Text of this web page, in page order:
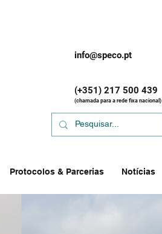
info@speco.pt
(+351) 217 500 439
(chamada para a rede fixa nacional)
Protocolos & Parcerias Notícias